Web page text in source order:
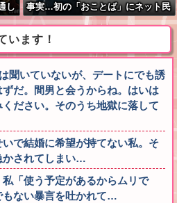
し
事実…初の「おことば」にネット民
驚嘆
います！
聞いていないが、デートにでも誘
だ。間男と会うからね。はいは
ださい。そのうち地獄に落して
で結婚に希望が持てない私。そ
かされてしまい…
「使う予定があるからムリで
ない暴言を吐かれて…